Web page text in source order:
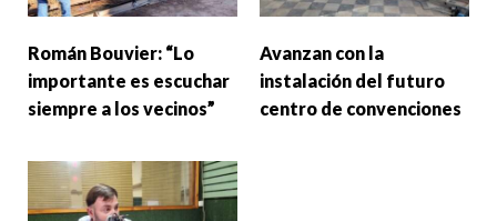
Román Bouvier: “Lo
importante es escuchar
siempre a los vecinos”
Avanzan con la
instalación del futuro
centro de convenciones